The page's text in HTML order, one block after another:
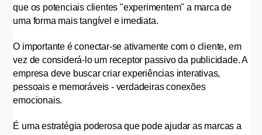
que os potenciais clientes "experimentem" a marca de
uma forma mais tangível e imediata.
O importante é conectar-se ativamente com o cliente, em
vez de considerá-lo um receptor passivo da publicidade. A
empresa deve buscar criar experiências interativas,
pessoais e memoráveis - verdadeiras conexões
emocionais.
É uma estratégia poderosa que pode ajudar as marcas a